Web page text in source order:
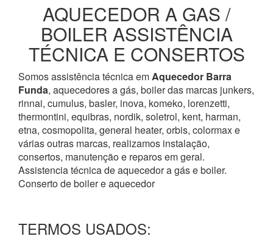
AQUECEDOR A GAS /
BOILER ASSISTÊNCIA
TÉCNICA E CONSERTOS
Somos assistência técnica emAquecedor Barra
Funda, aquecedores a gás, boiler das marcas junkers,
rinnai, cumulus, basler, inova, komeko, lorenzetti,
thermontini, equibras, nordik, soletrol, kent, harman,
etna, cosmopolita, general heater, orbis, colormax e
várias outras marcas, realizamos instalação,
consertos, manutenção e reparos em geral.
Assistencia técnica de aquecedor a gás e boiler.
Conserto de boiler e aquecedor
TERMOS USADOS: